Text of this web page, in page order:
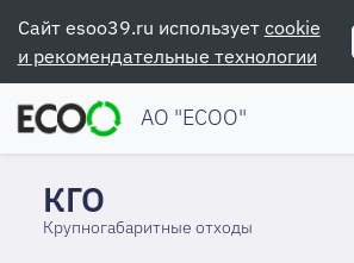
Сайт esoo39.ru использует cookie
и рекомендательные технологии
АО "ЕСОО"
КГО
Крупногабаритные отходы